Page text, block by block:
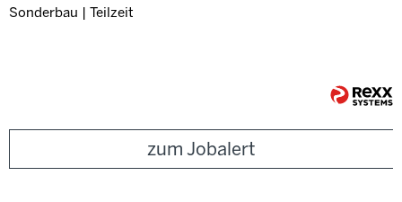
Sonderbau | Teilzeit
zum Jobalert